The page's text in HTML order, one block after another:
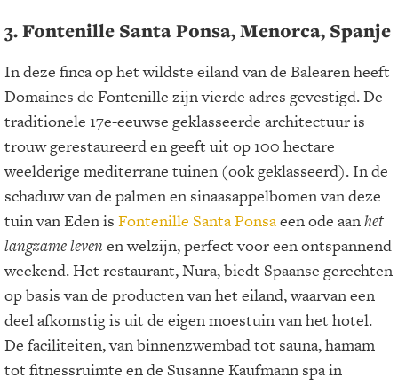
3. Fontenille Santa Ponsa, Menorca, Spanje
In deze finca op het wildste eiland van de Balearen heeft
Domaines de Fontenille zijn vierde adres gevestigd. De
traditionele 17e-eeuwse geklasseerde architectuur is
trouw gerestaureerd en geeft uit op 100 hectare
weelderige mediterrane tuinen (ook geklasseerd). In de
schaduw van de palmen en sinaasappelbomen van deze
tuin van Eden is Fontenille Santa Ponsaeen ode aanhet
langzame leven en welzijn, perfect voor een ontspannend
weekend. Het restaurant, Nura, biedt Spaanse gerechten
op basis van de producten van het eiland, waarvan een
deel afkomstig is uit de eigen moestuin van het hotel.
De faciliteiten, van binnenzwembad tot sauna, hamam
tot fitnessruimte en de Susanne Kaufmann spa in